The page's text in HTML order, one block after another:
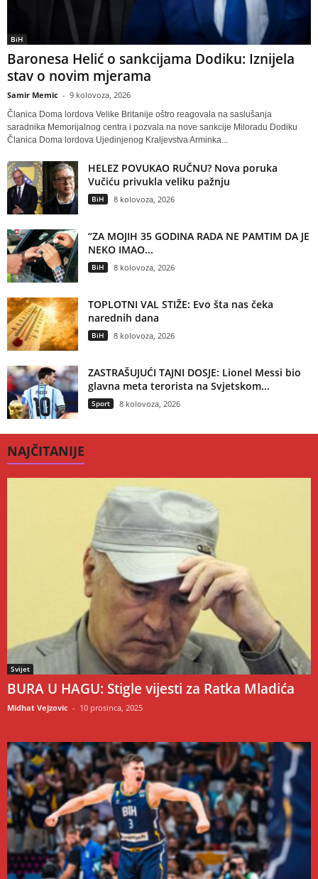
BiH
Baronesa Helić o sankcijama Dodiku: Iznijela
stav o novim mjerama
Samir Memic - 9 kolovoza, 2026
Članica Doma lordova Velike Britanije oštro reagovala na saslušanja
saradnika Memorijalnog centra i pozvala na nove sankcije Miloradu Dodiku
Članica Doma lordova Ujedinjenog Kraljevstva Arminka...
HELEZ POVUKAO RUČNU? Nova poruka
Vučiću privukla veliku pažnju
BiH 8 kolovoza, 2026
“ZA MOJIH 35 GODINA RADA NE PAMTIM DA JE
NEKO IMAO...
BiH 8 kolovoza, 2026
TOPLOTNI VAL STIŽE: Evo šta nas čeka
narednih dana
BiH 8 kolovoza, 2026
ZASTRAŠUJUĆI TAJNI DOSJE: Lionel Messi bio
glavna meta terorista na Svjetskom...
Sport 8 kolovoza, 2026
NAJČITANIJE
Svijet
BURA U HAGU: Stigle vijesti za Ratka Mladića
Midhat Vejzovic - 10 prosinca, 2025